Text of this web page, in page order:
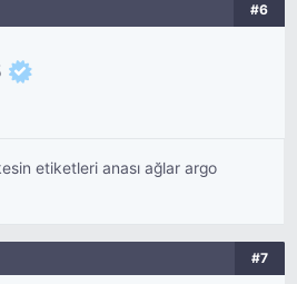
#6
etiketleri anası ağlar argo
#7